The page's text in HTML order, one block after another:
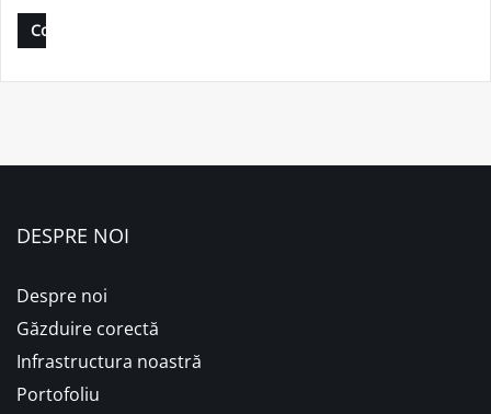
Comandă
DESPRE NOI
Despre noi
Găzduire corectă
Infrastructura noastră
Portofoliu